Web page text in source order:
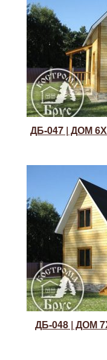
ДБ-047 | ДОМ
ДБ-048 | ДОМ